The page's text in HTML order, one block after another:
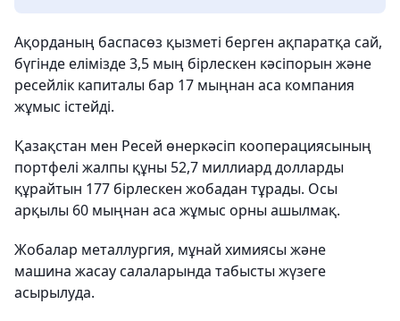
Ақорданың баспасөз қызметі берген ақпаратқа сай,
бүгінде елімізде 3,5 мың бірлескен кәсіпорын және
ресейлік капиталы бар 17 мыңнан аса компания
жұмыс істейді.
Қазақстан мен Ресей өнеркәсіп кооперациясының
портфелі жалпы құны 52,7 миллиард долларды
құрайтын 177 бірлескен жобадан тұрады. Осы
арқылы 60 мыңнан аса жұмыс орны ашылмақ.
Жобалар металлургия, мұнай химиясы және
машина жасау салаларында табысты жүзеге
асырылуда.